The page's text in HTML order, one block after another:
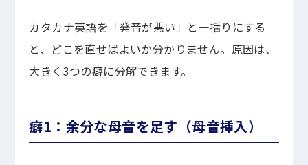
カタカナ英語を「発音が悪い」と一括りにする
と、どこを直せばよいか分かりません。原因は、
大きく3つの癖に分解できます。
癖1：余分な母音を足す（母音挿入）